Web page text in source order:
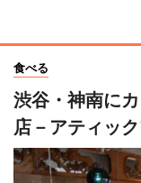
食べる
渋谷・神南に
店－アティッ